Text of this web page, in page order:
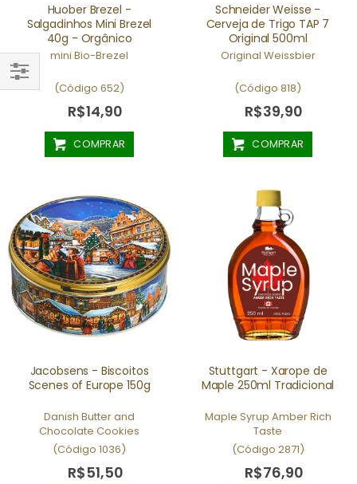
Huober Brezel -
Salgadinhos Mini Brezel
40g - Orgânico
mini Bio-Brezel
(Código 652)
R$14,90
COMPRAR
Schneider Weisse -
Cerveja de Trigo TAP 7
Original 500ml
Original Weissbier
(Código 818)
R$39,90
COMPRAR
Jacobsens - Biscoitos
Scenes of Europe 150g
Danish Butter and
Chocolate Cookies
(Código 1036)
R$51,50
Stuttgart - Xarope de
Maple 250ml Tradicional
Maple Syrup Amber Rich
Taste
(Código 2871)
R$76,90
FILTRAR